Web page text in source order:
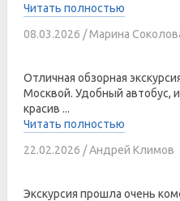
Читать полностью
08.03.2026 / Марина
Отличная обзорная
Москвой. Удобный автобус,
красив ...
Читать полностью
22.02.2026 / Андрей Климов
Экскурсия прошла очень